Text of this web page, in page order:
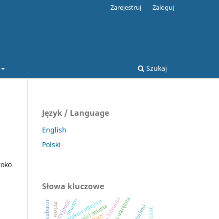
Szukaj
Zarejestruj Zaloguj
Język / Language
English
Polski
Słowa kluczowe
charakter miejsca
miasto
wojna